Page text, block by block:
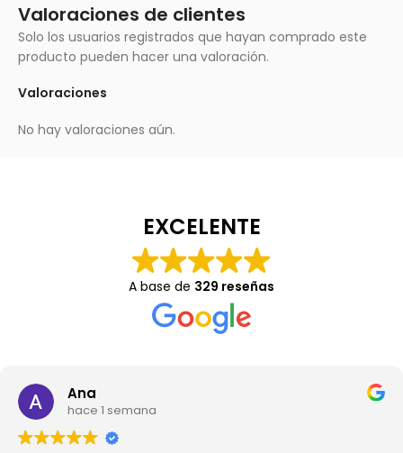
Valoraciones de clientes
Valoraciones
No hay valoraciones aún.
Solo los usuarios registrados que hayan comprado este
producto pueden hacer una valoración.
EXCELENTE
A base de 329 reseñas
Ana
hace 1 semana